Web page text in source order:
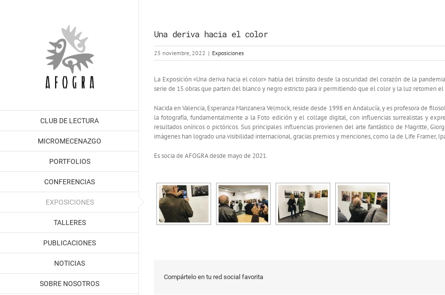
CLUB DE LECTURA
MICROMECENAZGO
PORTFOLIOS
CONFERENCIAS
EXPOSICIONES
TALLERES
PUBLICACIONES
NOTICIAS
SOBRE NOSOTROS
Una deriva hacia el color
25 noviembre, 2022 | Exposiciones
La Exposición «Una deriva hacia el color» habla del tránsito desde la oscuridad del corazón de la
serie de 15 obras que parten del blanco y negro estricto para ir permitiendo que el color y la luz retomen
Nacida en Valencia, Esperanza Manzanera Velmock, reside desde 1998 en Andalucía, y es profesora de
la fotografía, fundamentalmente a la Foto edición y el collage digital, con influencias surrealistas y
resultados oníricos o pictóricos. Sus principales influencias provienen del arte fantástico de Magritte,
imágenes han logrado una visibilidad internacional, gracias premios y menciones, como la de Life Framer,
Es socia de AFOGRA desde mayo de 2021.
Compártelo en tu red social favorita